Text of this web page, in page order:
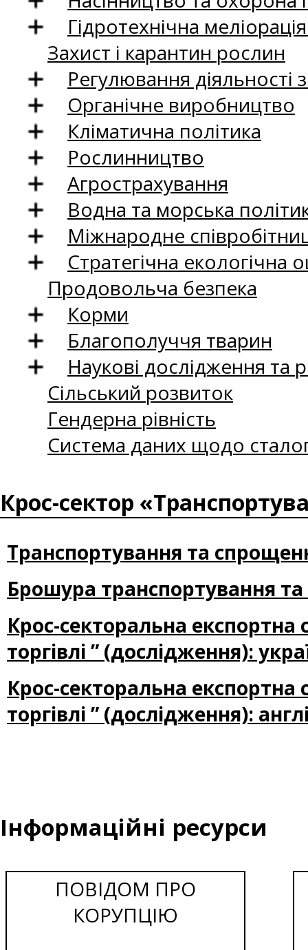
Гідротехнічна
Захист і карантин рослин
Регулювання
Органічне виробництво
Кліматична політика
Рослинництво
Агрострахування
Водна та морська
Міжнародне
Стратегічна екологічна
Продовольча безпека
Корми
Благополуччя тварин
Наукові дослідження та
Сільський розвиток
Гендерна рівність
Система даних щодо
Крос-сектор
Транспортування та
Брошура транспортування та
Крос-секторальна експортна
торгівлі ” (дослідження):
Крос-секторальна експортна
торгівлі ” (дослідження):
Інформаційні ресурси
ПОВІДОМ ПРО
КОРУПЦІЮ